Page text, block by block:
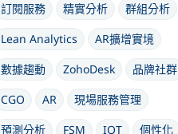
訂閱服務
精實分析
群組分析
Lean Analytics
AR擴增實境
數據趨動
ZohoDesk
品牌社群
CGO
AR
現場服務管理
預測分析
FSM IOT 個性化